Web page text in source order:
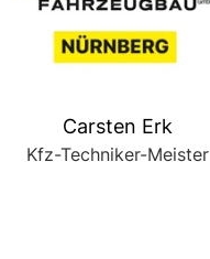
Carsten Erk
Kfz-Techniker-Meister